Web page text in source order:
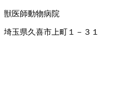
獣医師動物病院
埼玉県久喜市上町１－３１